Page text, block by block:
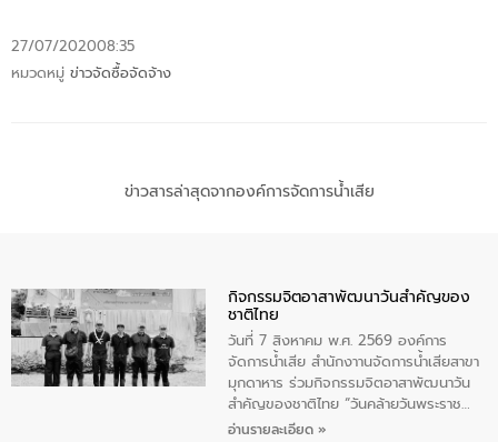
27/07/202008:35
หมวดหมู่ ข่าวจัดซื้อจัดจ้าง
ข่าวสารล่าสุดจากองค์การจัดการน้ำเสีย
กิจกรรมจิตอาสาพัฒนาวันสําคัญของ
ชาติไทย
วันที่ 7 สิงหาคม พ.ศ. 2569 องค์การ
จัดการน้ำเสีย สำนักงาานจัดการน้ำเสียสาขา
มุกดาหาร ร่วมกิจกรรมจิตอาสาพัฒนาวัน
สําคัญของชาติไทย “วันคล้ายวันพระราช
สมภพ สมเด็จพระนางเจ้าสิริกิติ์พระบรม
อ่านรายละเอียด »